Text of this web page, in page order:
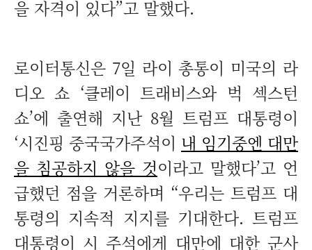
을 자격이 있다”고 말했다.
로이터통신은 7일 라이 총통이 미국의 라
디오 쇼 ‘클레이 트래비스와 벅 섹스턴
쇼’에 출연해 지난 8월 트럼프 대통령이
‘시진핑 중국국가주석이 내 임기중엔 대만
을 침공하지 않을 것이라고 말했다’고 언
급했던 점을 거론하며 “우리는 트럼프 대
통령의 지속적 지지를 기대한다. 트럼프
대통령이 시 주석에게 대만에 대한 군사